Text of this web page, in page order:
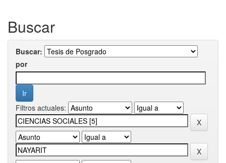
Buscar
Buscar:
por
Filtros actuales: